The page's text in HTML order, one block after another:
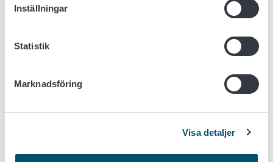
Inställningar
Statistik
Marknadsföring
Visa detaljer